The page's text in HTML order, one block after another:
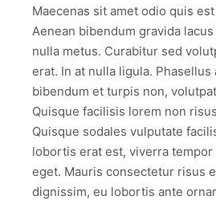
Maecenas sit amet odio quis
Aenean bibendum gravida
nulla metus. Curabitur sed
erat. In at nulla ligula. Phasellus
bibendum et turpis non,
Quisque facilisis lorem non
Quisque sodales vulputate
lobortis erat est, viverra tempor
eget. Mauris consectetur risus
dignissim, eu lobortis ante